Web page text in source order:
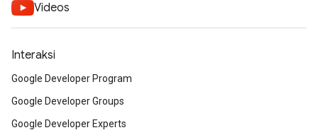
Videos
Interaksi
Google Developer Program
Google Developer Groups
Google Developer Experts